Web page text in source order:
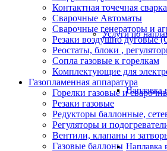
Услуги по
Наплавка
Наплавка
Контактная точечная
Сварочные Автоматы
Сварочные генераторы и
Резаки воздушно дуговые
Реостаты, блоки ,
Сопла газовые к горелкам
Комплектующие для
Газопламенная аппаратура
Горелки газовые и
Резаки газовые
Редукторы баллонные,
Регуляторы и
Вентили, клапаны и
Газовые баллоны